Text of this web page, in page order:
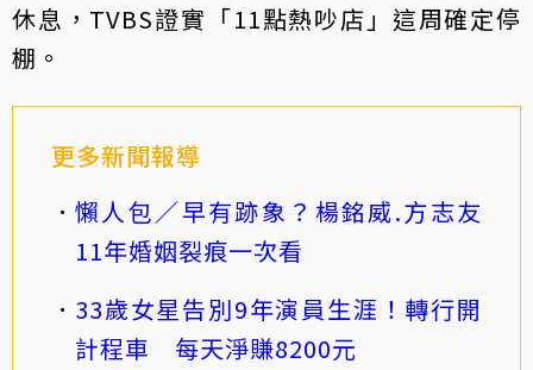
休息，TVBS證實「11點熱吵店」這周確定停
棚。
更多新聞報導
懶人包／早有跡象？楊銘威.方志友
11年婚姻裂痕一次看
33歲女星告別9年演員生涯！轉行開
計程車 每天淨賺8200元